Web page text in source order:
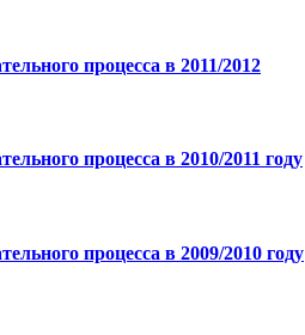
процесса в 2011/2012
процесса в 2010/2011 году
процесса в 2009/2010 году